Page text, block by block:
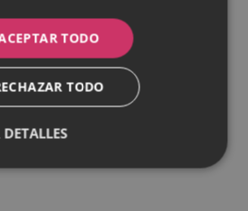
flequillo abierto es
necesitan verse elegantes
arregladas
aire juvenil a la vez.
TODO
TODO